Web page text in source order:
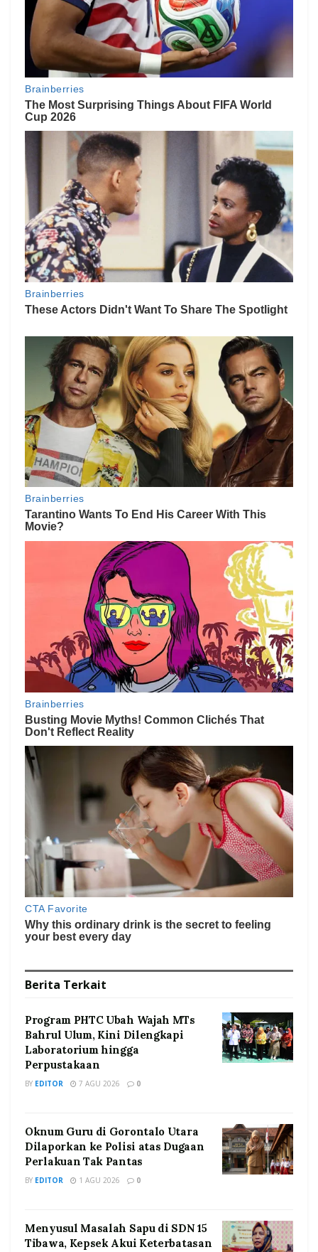
Berita Terkait
Program PHTC Ubah Wajah MTs
Bahrul Ulum, Kini Dilengkapi
Laboratorium hingga
Perpustakaan
BY EDITOR 7 AGU 2026 0
Oknum Guru di Gorontalo Utara
Dilaporkan ke Polisi atas Dugaan
Perlakuan Tak Pantas
BY EDITOR 1 AGU 2026 0
Menyusul Masalah Sapu di SDN 15
Tibawa, Kepsek Akui Keterbatasan